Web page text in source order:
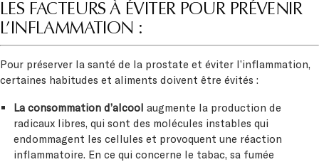
LES FACTEURS À ÉVITER POUR PRÉVENIR
L’INFLAMMATION :
Pour préserver la santé de la prostate et éviter l’inflammation,
certaines habitudes et aliments doivent être évités :
La consommation d’alcool augmente la production de
radicaux libres, qui sont des molécules instables qui
endommagent les cellules et provoquent une réaction
inflammatoire. En ce qui concerne le tabac, sa fumée